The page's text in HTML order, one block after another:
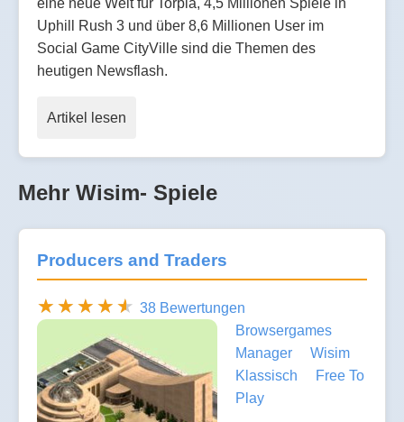
eine neue Welt für Torpia, 4,5 Millionen Spiele in
Uphill Rush 3 und über 8,6 Millionen User im
Social Game CityVille sind die Themen des
heutigen Newsflash.
Artikel lesen
Mehr Wisim- Spiele
Producers and Traders
38 Bewertungen
Browsergames
Manager
Wisim
Klassisch
Free To
Play